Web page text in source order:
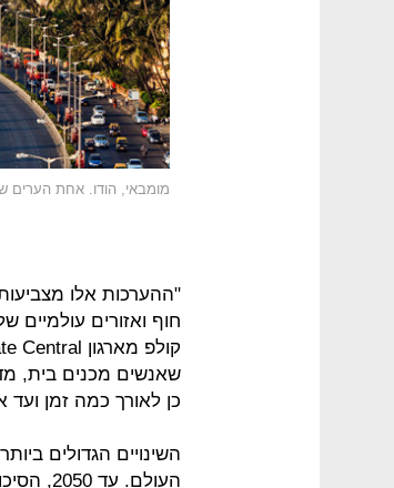
מומבאי, הודו. אחת הערים
"ההערכות אלו
חוף ואזורים עולמיים
שאנשים מכנים בית,
כן לאורך כמה זמן ועד
השינויים הגדולים